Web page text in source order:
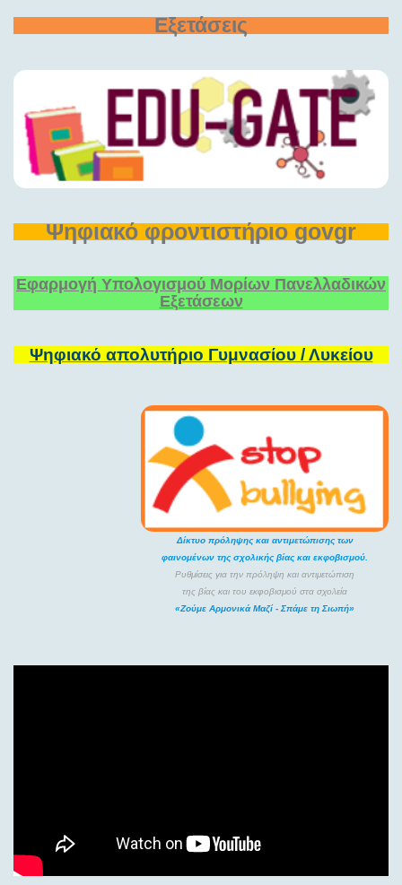
Εξετάσεις
Ψηφιακό φροντιστήριο govgr
Εφαρμογή Υπολογισμού Μορίων Πανελλαδικών
Εξετάσεων
Ψηφιακό απολυτήριο Γυμνασίου / Λυκείου
Δίκτυο πρόληψης και αντιμετώπισης των
φαινομένων της σχολικής βίας και εκφοβισμού.
Ρυθμίσεις για την πρόληψη και αντιμετώπιση
της βίας και του εκφοβισμού στα σχολεία
«Ζούμε Αρμονικά Μαζί - Σπάμε τη Σιωπή»